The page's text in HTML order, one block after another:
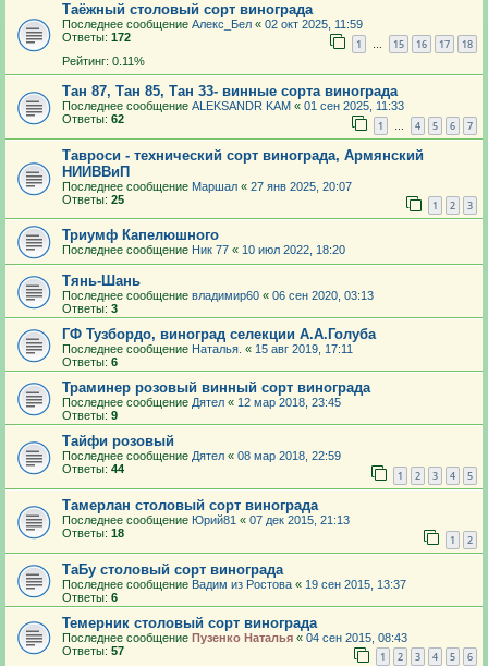
Таёжный столовый сорт винограда
Последнее сообщение Алекс_Бел « 02 окт 2025, 11:59
Ответы: 172 1 … 15 16 17 18
Рейтинг: 0.11%
Тан 87, Тан 85, Тан 33- винные сорта винограда
Последнее сообщение ALEKSANDR KAM « 01 сен 2025, 11:33
Ответы: 62 1 … 4 5 6 7
Тавроси - технический сорт винограда, Армянский
НИИВВиП
Последнее сообщение Маршал « 27 янв 2025, 20:07
Ответы: 25 1 2 3
Триумф Капелюшного
Последнее сообщение Ник 77 « 10 июл 2022, 18:20
Тянь-Шань
Последнее сообщение владимир60 « 06 сен 2020, 03:13
Ответы: 3
ГФ Тузбордо, виноград селекции А.А.Голуба
Последнее сообщение Наталья. « 15 авг 2019, 17:11
Ответы: 6
Траминер розовый винный сорт винограда
Последнее сообщение Дятел « 12 мар 2018, 23:45
Ответы: 9
Тайфи розовый
Последнее сообщение Дятел « 08 мар 2018, 22:59
Ответы: 44 1 2 3 4 5
Тамерлан столовый сорт винограда
Последнее сообщение Юрий81 « 07 дек 2015, 21:13
Ответы: 18 1 2
ТаБу столовый сорт винограда
Последнее сообщение Вадим из Ростова « 19 сен 2015, 13:37
Ответы: 6
Темерник столовый сорт винограда
Последнее сообщение Пузенко Наталья « 04 сен 2015, 08:43
Ответы: 57 1 2 3 4 5 6